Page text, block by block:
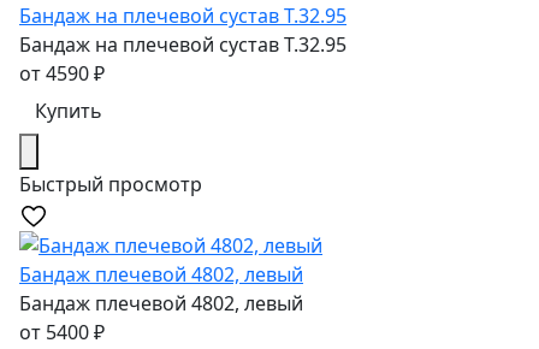
Бандаж на плечевой сустав Т.32.95
Бандаж на плечевой сустав Т.32.95
от4590₽
Купить
Быстрый просмотр
Бандаж плечевой 4802, левый
Бандаж плечевой 4802, левый
от 5400₽